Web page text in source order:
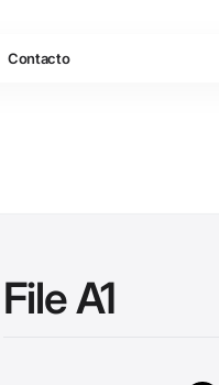
Contacto
File A1